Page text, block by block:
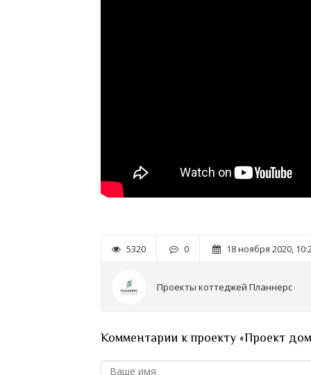
5320 0 18 ноября 2020,
Проекты коттеджей Планнерс
Комментарии к проекту «Проект